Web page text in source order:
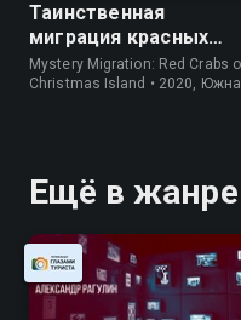
Таинственная
миграция красных
крабов
Mystery Migration: Red Crabs
Christmas Island • 2020,
Ещё в